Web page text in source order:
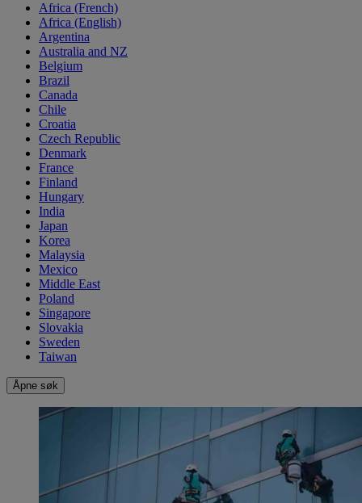
Africa (French)
Africa (English)
Argentina
Australia and NZ
Belgium
Brazil
Canada
Chile
Croatia
Czech Republic
Denmark
France
Finland
Hungary
India
Japan
Korea
Malaysia
Mexico
Middle East
Poland
Singapore
Slovakia
Sweden
Taiwan
Åpne søk